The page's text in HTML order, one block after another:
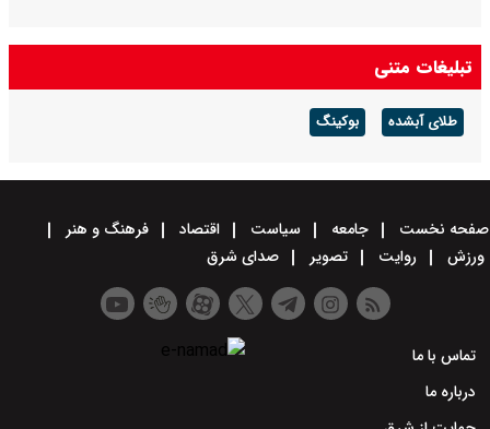
تبلیغات متنی
طلای آبشده بوکینگ
صفحه نخست جامعه سیاست اقتصاد
فرهنگ و هنر
ورزش
روایت تصویر صدای شرق
تماس با ما
درباره ما